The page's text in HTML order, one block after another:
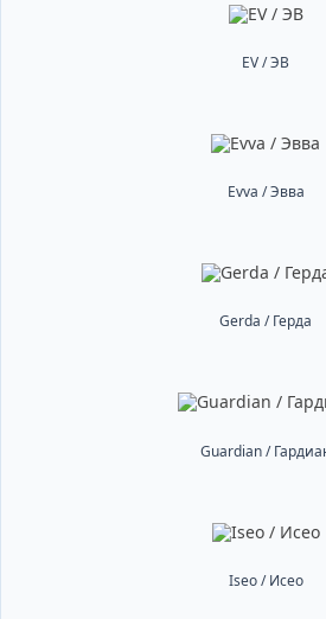
EV / ЭВ
Evva / Эвва
Gerda / Герда
Guardian /
Iseo / Исео